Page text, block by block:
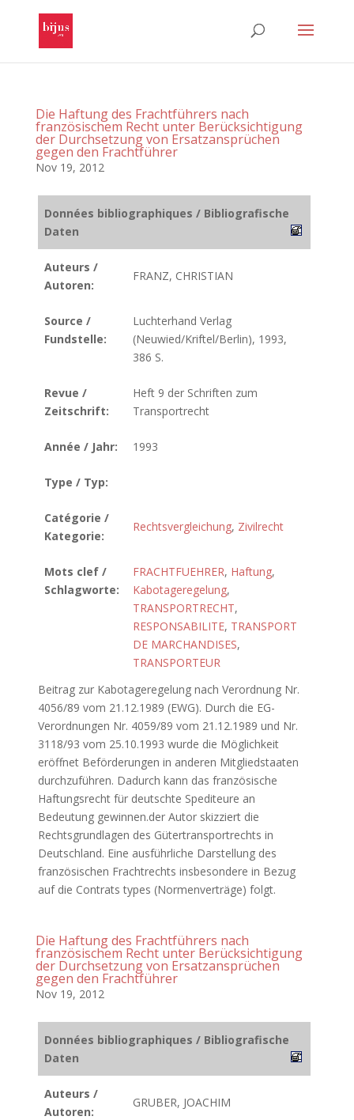
Die Haftung des Frachtführers nach
französischem Recht unter Berücksichtigung
der Durchsetzung von Ersatzansprüchen
gegen den Frachtführer
Nov 19, 2012
Données bibliographiques / Bibliografische
Daten
Auteurs /
Autoren:
FRANZ, CHRISTIAN
Source /
Fundstelle:
Luchterhand Verlag
(Neuwied/Kriftel/Berlin), 1993,
386 S.
Revue /
Zeitschrift:
Heft 9 der Schriften zum
Transportrecht
Année / Jahr: 1993
Type / Typ:
Catégorie /
Kategorie:
Rechtsvergleichung, Zivilrecht
Mots clef /
Schlagworte:
FRACHTFUEHRER, Haftung,
Kabotageregelung,
TRANSPORTRECHT,
RESPONSABILITE, TRANSPORT
DE MARCHANDISES,
TRANSPORTEUR
Beitrag zur Kabotageregelung nach Verordnung Nr.
4056/89 vom 21.12.1989 (EWG). Durch die EG-
Verordnungen Nr. 4059/89 vom 21.12.1989 und Nr.
3118/93 vom 25.10.1993 wurde die Möglichkeit
eröffnet Beförderungen in anderen Mitgliedstaaten
durchzuführen. Dadurch kann das französische
Haftungsrecht für deutschte Spediteure an
Bedeutung gewinnen.der Autor skizziert die
Rechtsgrundlagen des Gütertransportrechts in
Deutschland. Eine ausführliche Darstellung des
französischen Frachtrechts insbesondere in Bezug
auf die Contrats types (Normenverträge) folgt.
Die Haftung des Frachtführers nach
französischem Recht unter Berücksichtigung
der Durchsetzung von Ersatzansprüchen
gegen den Frachtführer
Nov 19, 2012
Données bibliographiques / Bibliografische
Daten
Auteurs /
Autoren:
GRUBER, JOACHIM